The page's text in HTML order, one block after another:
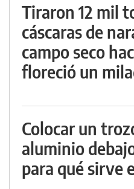
Tiraron 12 mil
cáscaras de
campo seco
floreció un
Colocar un
aluminio
para qué sirve